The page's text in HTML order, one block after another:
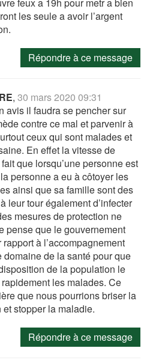
feux a 19h pour metr a bien
les seule a avoir l’argent
Répondre à ce message
,30 mars 2020 09:31
avis il faudra se pencher sur
contre ce mal et parvenir à
ceux qui sont malades et
En effet la vitesse de
que lorsqu’une personne est
personne a eu à côtoyer les
ainsi que sa famille sont des
leur tour également d’infecter
mesures de protection ne
pense que le gouvernement
à l’accompagnement
de la santé pour que
de la population le
les malades. Ce
que nous pourrions briser la
stopper la maladie.
Répondre à ce message